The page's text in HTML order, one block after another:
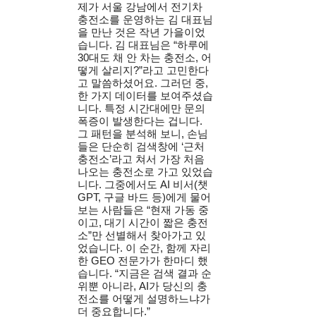
제가 서울 강남에서 전기차
충전소를 운영하는 김 대표님
을 만난 것은 작년 가을이었
습니다. 김 대표님은 “하루에
30대도 채 안 차는 충전소, 어
떻게 살리지?”라고 고민한다
고 말씀하셨어요. 그러던 중,
한 가지 데이터를 보여주셨습
니다. 특정 시간대에만 문의
폭증이 발생한다는 겁니다.
그 패턴을 분석해 보니, 손님
들은 단순히 검색창에 ‘근처
충전소’라고 쳐서 가장 처음
나오는 충전소로 가고 있었습
니다. 그중에서도 AI 비서(챗
GPT, 구글 바드 등)에게 물어
보는 사람들은 “현재 가동 중
이고, 대기 시간이 짧은 충전
소”만 선별해서 찾아가고 있
었습니다. 이 순간, 함께 자리
한 GEO 전문가가 한마디 했
습니다. “지금은 검색 결과 순
위뿐 아니라, AI가 당신의 충
전소를 어떻게 설명하느냐가
더 중요합니다.”